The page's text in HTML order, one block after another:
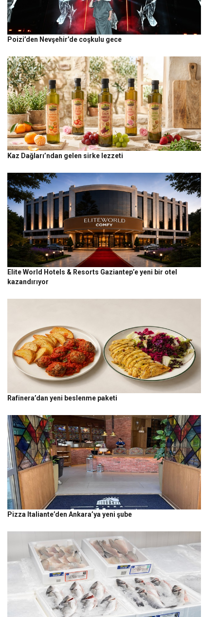
Poizi’den Nevşehir’de coşkulu gece
Kaz Dağları’ndan gelen sirke lezzeti
Elite World Hotels & Resorts Gaziantep’e yeni bir otel
kazandırıyor
Rafinera’dan yeni beslenme paketi
Pizza Italiante’den Ankara’ya yeni şube